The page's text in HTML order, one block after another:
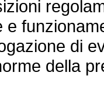
e
di
della